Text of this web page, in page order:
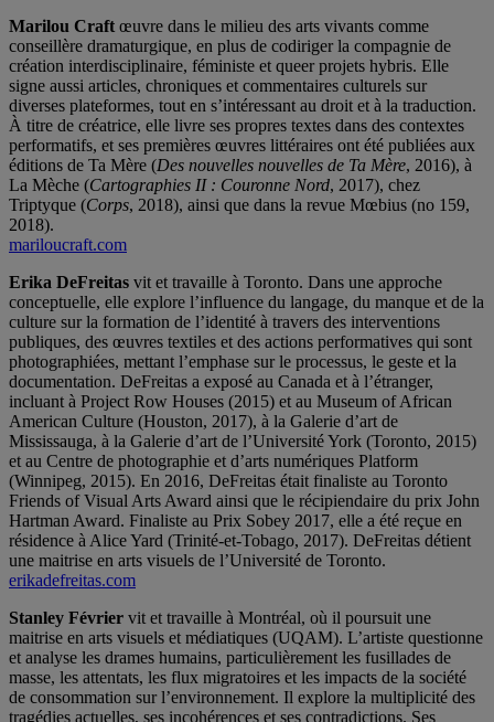
Marilou Craft œuvre dans le milieu des arts vivants comme
conseillère dramaturgique, en plus de codiriger la compagnie de
création interdisciplinaire, féministe et queer projets hybris. Elle
signe aussi articles, chroniques et commentaires culturels sur
diverses plateformes, tout en s’intéressant au droit et à la traduction.
À titre de créatrice, elle livre ses propres textes dans des contextes
performatifs, et ses premières œuvres littéraires ont été publiées aux
éditions de Ta Mère (Des nouvelles nouvelles de Ta Mère, 2016), à
La Mèche (Cartographies II : Couronne Nord, 2017), chez
Triptyque (Corps, 2018), ainsi que dans la revue Mœbius (no 159,
2018).
mariloucraft.com
Erika DeFreitas vit et travaille à Toronto. Dans une approche
conceptuelle, elle explore l’influence du langage, du manque et de la
culture sur la formation de l’identité à travers des interventions
publiques, des œuvres textiles et des actions performatives qui sont
photographiées, mettant l’emphase sur le processus, le geste et la
documentation. DeFreitas a exposé au Canada et à l’étranger,
incluant à Project Row Houses (2015) et au Museum of African
American Culture (Houston, 2017), à la Galerie d’art de
Mississauga, à la Galerie d’art de l’Université York (Toronto, 2015)
et au Centre de photographie et d’arts numériques Platform
(Winnipeg, 2015). En 2016, DeFreitas était finaliste au Toronto
Friends of Visual Arts Award ainsi que le récipiendaire du prix John
Hartman Award. Finaliste au Prix Sobey 2017, elle a été reçue en
résidence à Alice Yard (Trinité-et-Tobago, 2017). DeFreitas détient
une maitrise en arts visuels de l’Université de Toronto.
erikadefreitas.com
Stanley Février vit et travaille à Montréal, où il poursuit une
maitrise en arts visuels et médiatiques (UQAM). L’artiste questionne
et analyse les drames humains, particulièrement les fusillades de
masse, les attentats, les flux migratoires et les impacts de la société
de consommation sur l’environnement. Il explore la multiplicité des
tragédies actuelles, ses incohérences et ses contradictions. Ses